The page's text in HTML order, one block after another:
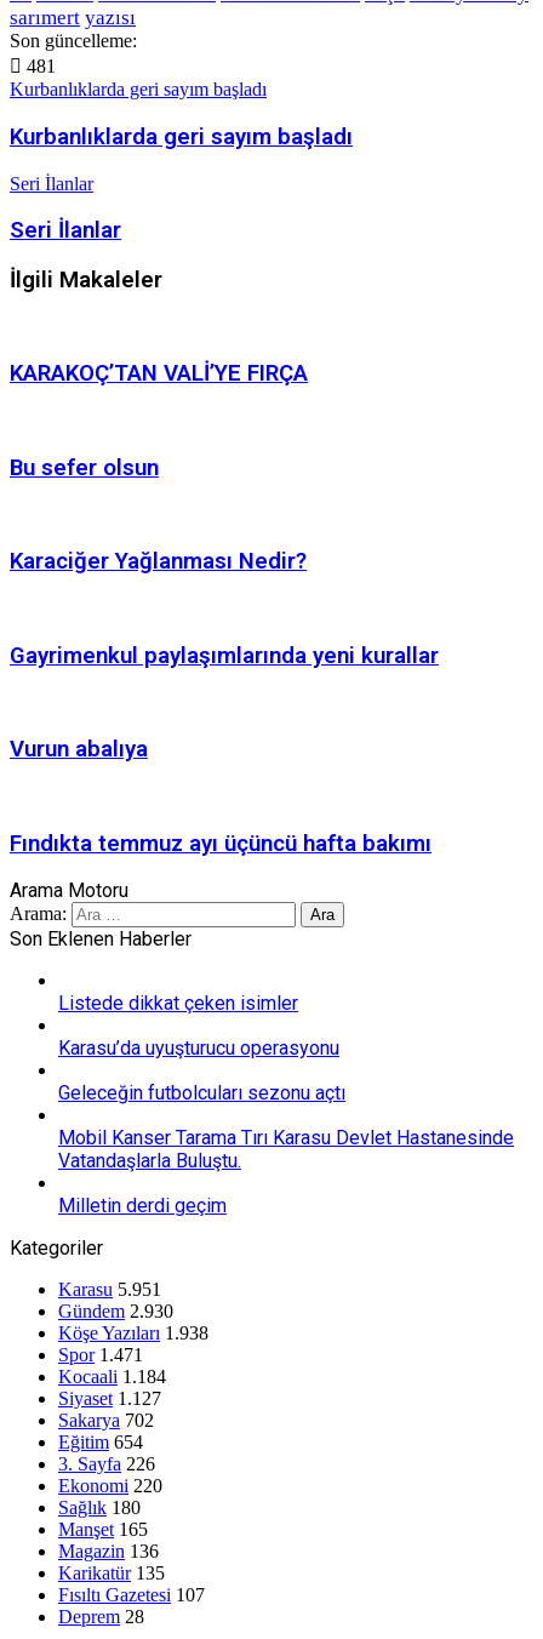
sarımert yazısı
Son güncelleme:
481
Kurbanlıklarda geri sayım başladı
Kurbanlıklarda geri sayım başladı
Seri İlanlar
Seri İlanlar
İlgili Makaleler
KARAKOÇ’TAN VALİ’YE FIRÇA
Bu sefer olsun
Karaciğer Yağlanması Nedir?
Gayrimenkul paylaşımlarında yeni kurallar
Vurun abalıya
Fındıkta temmuz ayı üçüncü hafta bakımı
Arama Motoru
Arama:
Son Eklenen Haberler
Listede dikkat çeken isimler
Karasu’da uyuşturucu operasyonu
Geleceğin futbolcuları sezonu açtı
Mobil Kanser Tarama Tırı Karasu Devlet Hastanesinde
Vatandaşlarla Buluştu.
Milletin derdi geçim
Kategoriler
Karasu 5.951
Gündem 2.930
Köşe Yazıları 1.938
Spor 1.471
Kocaali 1.184
Siyaset 1.127
Sakarya 702
Eğitim 654
3. Sayfa 226
Ekonomi 220
Sağlık 180
Manşet 165
Magazin 136
Karikatür 135
Fısıltı Gazetesi 107
Deprem 28